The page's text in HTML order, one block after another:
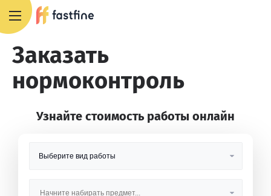
Заказать
нормоконтроль
Узнайте стоимость работы онлайн